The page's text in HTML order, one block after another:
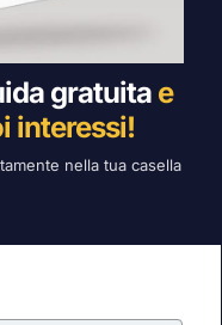
gratuita e
interessi!
nella tua casella